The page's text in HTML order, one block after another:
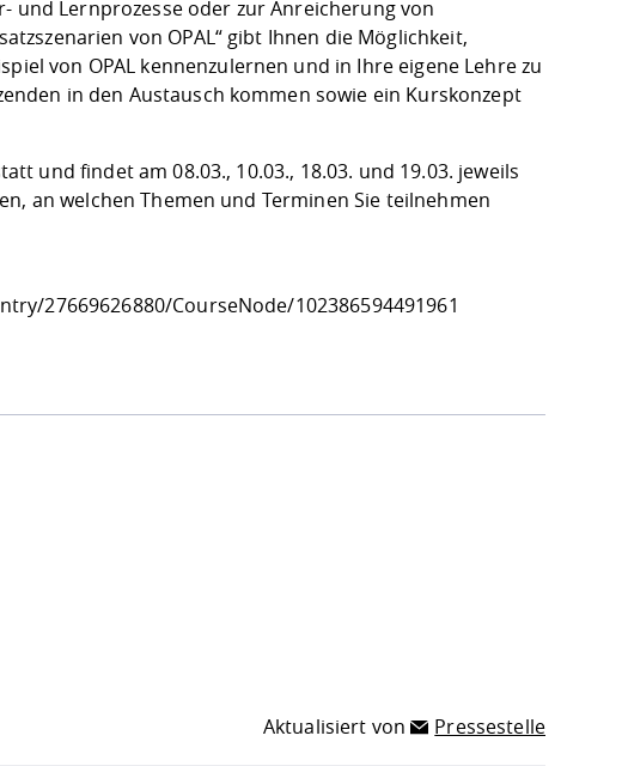
und Lernprozesse oder zur Anreicherung von
von OPAL“ gibt Ihnen die Möglichkeit,
von OPAL kennenzulernen und in Ihre eigene Lehre zu
in den Austausch kommen sowie ein Kurskonzept
und findet am 08.03., 10.03., 18.03. und 19.03. jeweils
an welchen Themen und Terminen Sie teilnehmen
27669626880/CourseNode/102386594491961
Aktualisiert von Pressestelle